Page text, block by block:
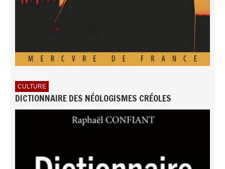
CULTURE
DICTIONNAIRE DES NÉOLOGISMES CRÉOLES